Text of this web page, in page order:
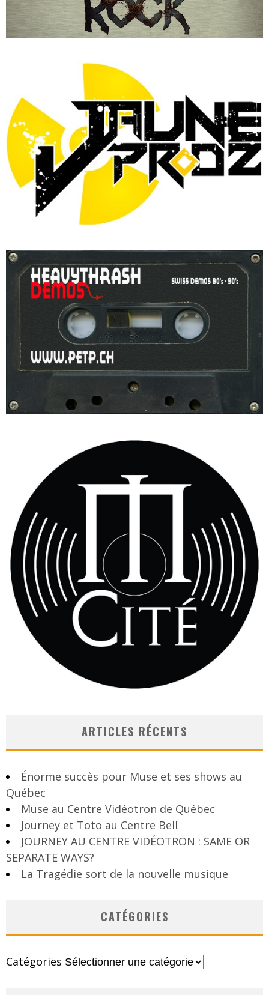
ARTICLES RÉCENTS
Énorme succès pour Muse et ses shows au
Québec
Muse au Centre Vidéotron de Québec
Journey et Toto au Centre Bell
JOURNEY AU CENTRE VIDÉOTRON : SAME OR
SEPARATE WAYS?
La Tragédie sort de la nouvelle musique
CATÉGORIES
Catégories